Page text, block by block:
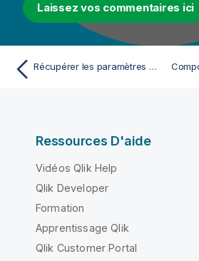
Laissez vos commentaires ici
Récupérer les paramètres de l'application
Ressources D'aide
Vidéos Qlik Help
Qlik Developer
Formation
Apprentissage Qlik
Qlik Customer Portal